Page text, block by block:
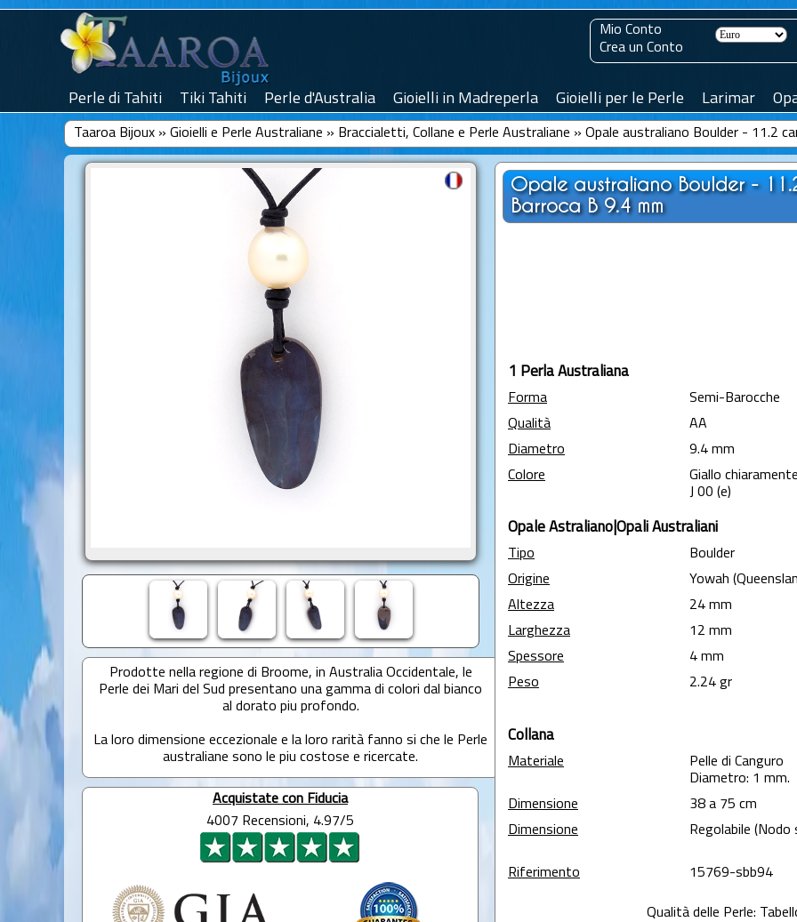
Mio Conto
Crea un Conto
Perle di Tahiti Tiki Tahiti Perle d'Australia Gioielli in Madreperla Gioielli per le Perle Larimar
Taaroa Bijoux» Gioielli e Perle Australiane » Braccialetti, Collane e Perle Australiane » Opale australiano Boulder - 11.2
Prodotte nella regione di Broome, in Australia Occidentale, le
Perle dei Mari del Sud presentano una gamma di colori dal bianco
al dorato piu profondo.
La loro dimensione eccezionale e la loro rarità fanno si che le Perle
australiane sono le piu costose e ricercate.
Acquistate con Fiducia
4007 Recensioni, 4.97/5
Opale australiano Boulder -
Barroca B 9.4 mm
1 Perla Australiana
Forma
Semi-Barocche
Qualità
AA
Diametro
9.4 mm
Colore
Giallo
J 00 (e)
Opale Astraliano|Opali Australiani
Tipo
Boulder
Origine
Yowah
Altezza
24 mm
Larghezza
12 mm
Spessore
4 mm
Peso
2.24 gr
Collana
Materiale
Pelle di Canguro
Diametro: 1 mm.
Dimensione
38 a 75 cm
Dimensione
Regolabile (Nodo
Riferimento 15769-sbb94
Qualità delle Perle: